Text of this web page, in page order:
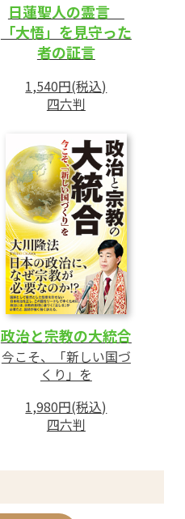
日蓮聖人の霊言
「大悟」を見守った
者の証言
1,540円(税込)
四六判
政治と宗教の大統合
今こそ、「新しい国づ
くり」を
1,980円(税込)
四六判